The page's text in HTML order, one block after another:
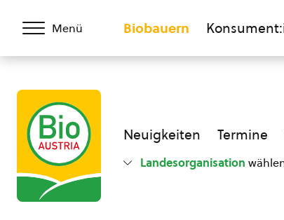
Menü Biobauern
Neuigkeiten Termine
Landesorganisation